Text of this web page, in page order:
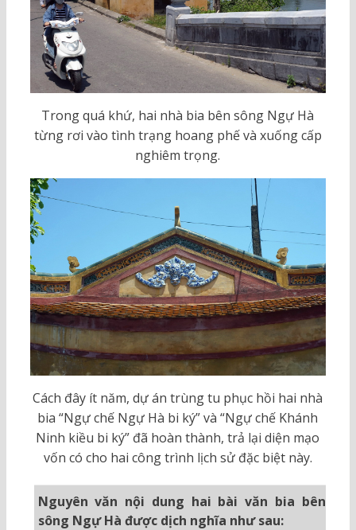
Trong quá khứ, hai nhà bia bên sông Ngự Hà
từng rơi vào tình trạng hoang phế và xuống cấp
nghiêm trọng.
Cách đây ít năm, dự án trùng tu phục hồi hai nhà
bia “Ngự chế Ngự Hà bi ký” và “Ngự chế Khánh
Ninh kiều bi ký” đã hoàn thành, trả lại diện mạo
vốn có cho hai công trình lịch sử đặc biệt này.
Nguyên văn nội dung hai bài văn bia bên
sông Ngự Hà được dịch nghĩa như sau: